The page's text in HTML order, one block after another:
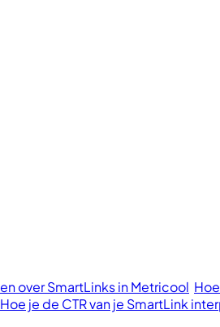
over SmartLinks in Metricool
Hoe je de CTR van je SmartLink